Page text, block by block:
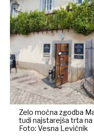
Zelo močna zgodba
tudi najstarejša trta
Foto: Vesna Levičnik